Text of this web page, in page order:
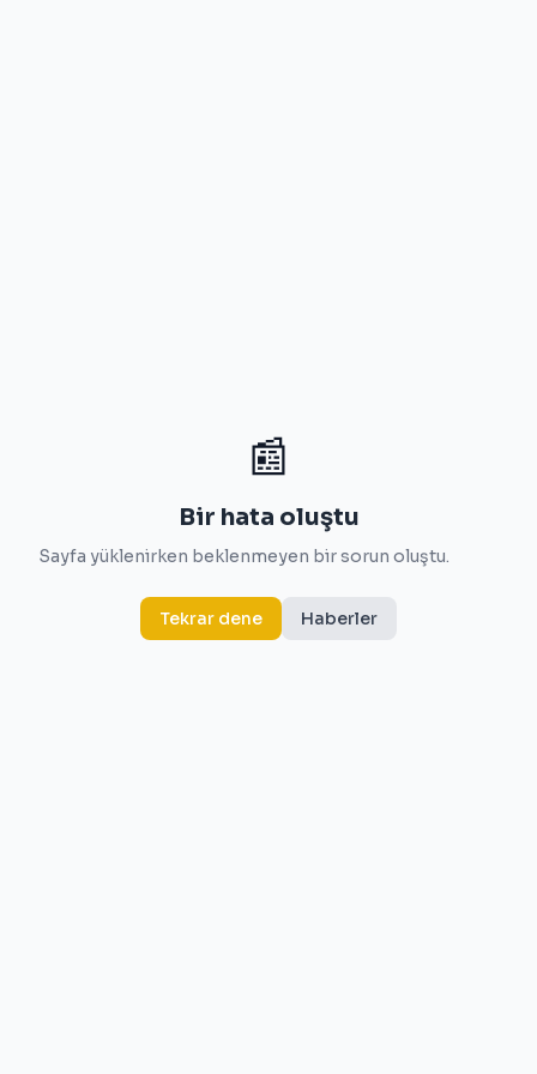
📰
Bir hata oluştu
Sayfa yüklenirken beklenmeyen bir sorun oluştu.
Tekrar dene Haberler